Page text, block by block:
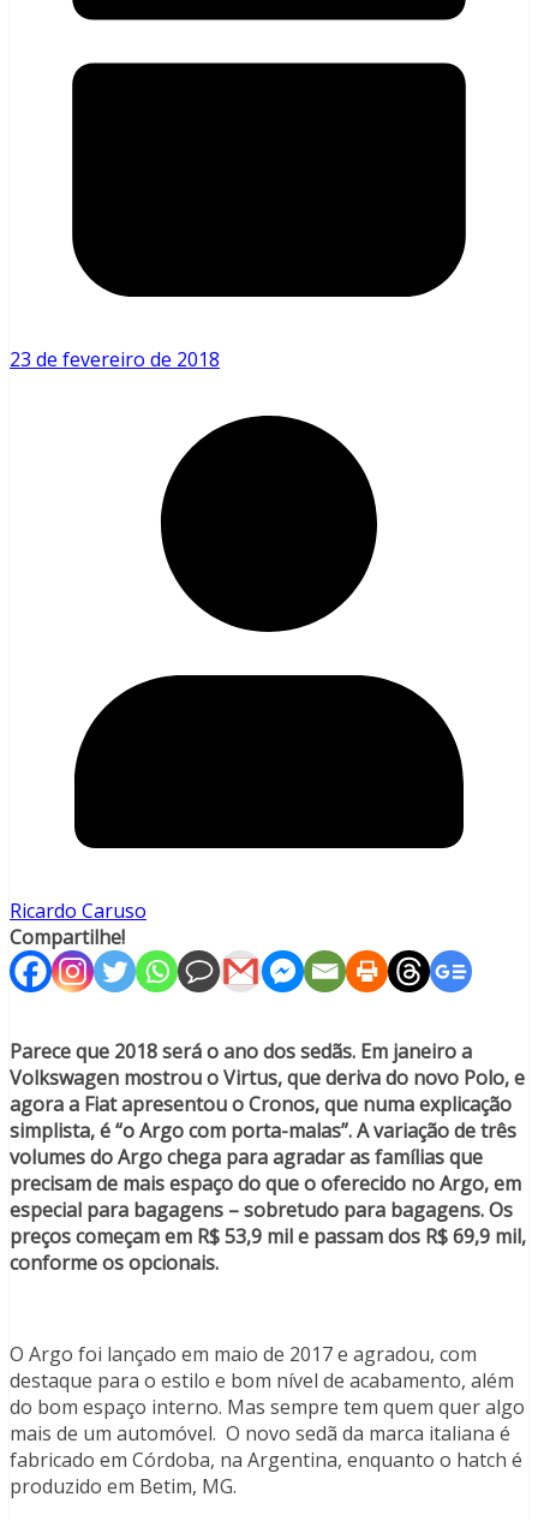
23 de fevereiro de 2018
Ricardo Caruso
Compartilhe!
Parece que 2018 será o ano dos sedãs. Em janeiro a
Volkswagen mostrou o Virtus, que deriva do novo Polo, e
agora a Fiat apresentou o Cronos, que numa explicação
simplista, é “o Argo com porta-malas”. A variação de três
volumes do Argo chega para agradar as famílias que
precisam de mais espaço do que o oferecido no Argo, em
especial para bagagens – sobretudo para bagagens. Os
preços começam em R$ 53,9 mil e passam dos R$ 69,9 mil,
conforme os opcionais.
O Argo foi lançado em maio de 2017 e agradou, com
destaque para o estilo e bom nível de acabamento, além
do bom espaço interno. Mas sempre tem quem quer algo
mais de um automóvel. O novo sedã da marca italiana é
fabricado em Córdoba, na Argentina, enquanto o hatch é
produzido em Betim, MG.